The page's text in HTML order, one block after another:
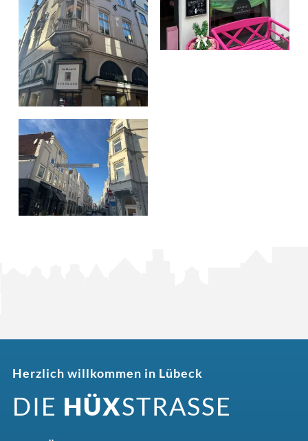
Herzlich willkommen in Lübeck
DIE HÜXSTRASSE